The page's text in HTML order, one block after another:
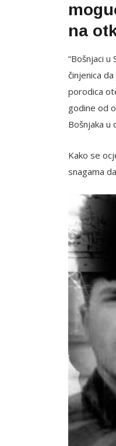
na
“Bošnjaci
činjenica
porodica
godine od
Bošnjaka u
Kako se
snagama